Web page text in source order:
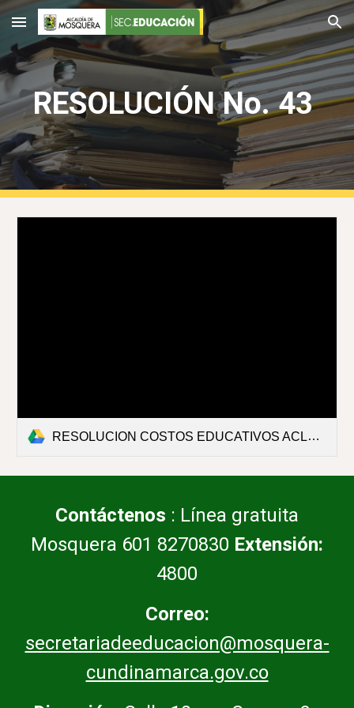
Skip to main content Skip to navigation
RESOLUCIÓN No. 43
RESOLUCION COSTOS EDUCATIVOS ACLARATORIA.pdf
Contáctenos : Línea gratuita
Mosquera 601 8270830 Extensión:
4800
Correo:
secretariadeeducacion@mosquera-
cundinamarca.gov.co